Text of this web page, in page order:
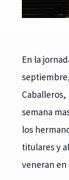
En la
Caballeros,
semana
los
titulares y
veneran